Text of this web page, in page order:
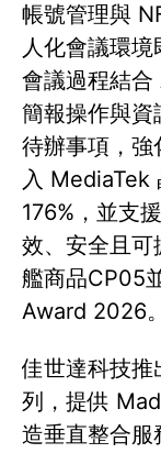
帳號管理與
人化會議環境
會議過程結
簡報操作與資
待辦事項，強
入 MediaTek
176%，並支
效、安全且可
艦商品CP05
Award 2026。
佳世達科技推
列，提供
造垂直整合服